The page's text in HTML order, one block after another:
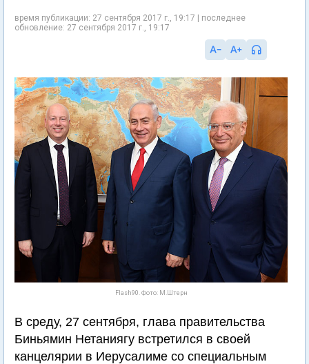
время публикации: 27 сентября 2017 г., 19:17 | последнее
обновление: 27 сентября 2017 г., 19:17
Flash90. Фото: М.Штерн
В среду, 27 сентября, глава правительства
Биньямин Нетаниягу встретился в своей
канцелярии в Иерусалиме со специальным